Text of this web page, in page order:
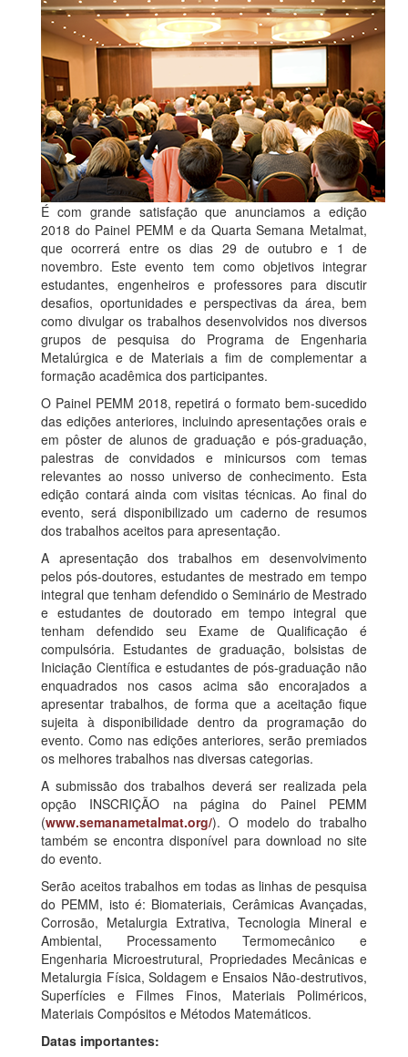
É com grande satisfação que anunciamos a edição
2018 do Painel PEMM e da Quarta Semana Metalmat,
que ocorrerá entre os dias 29 de outubro e 1 de
novembro. Este evento tem como objetivos integrar
estudantes, engenheiros e professores para discutir
desafios, oportunidades e perspectivas da área, bem
como divulgar os trabalhos desenvolvidos nos diversos
grupos de pesquisa do Programa de Engenharia
Metalúrgica e de Materiais a fim de complementar a
formação acadêmica dos participantes.
O Painel PEMM 2018, repetirá o formato bem-sucedido
das edições anteriores, incluindo apresentações orais e
em pôster de alunos de graduação e pós-graduação,
palestras de convidados e minicursos com temas
relevantes ao nosso universo de conhecimento. Esta
edição contará ainda com visitas técnicas. Ao final do
evento, será disponibilizado um caderno de resumos
dos trabalhos aceitos para apresentação.
A apresentação dos trabalhos em desenvolvimento
pelos pós-doutores, estudantes de mestrado em tempo
integral que tenham defendido o Seminário de Mestrado
e estudantes de doutorado em tempo integral que
tenham defendido seu Exame de Qualificação é
compulsória. Estudantes de graduação, bolsistas de
Iniciação Científica e estudantes de pós-graduação não
enquadrados nos casos acima são encorajados a
apresentar trabalhos, de forma que a aceitação fique
sujeita à disponibilidade dentro da programação do
evento. Como nas edições anteriores, serão premiados
os melhores trabalhos nas diversas categorias.
A submissão dos trabalhos deverá ser realizada pela
opção INSCRIÇÃO na página do Painel PEMM
(www.semanametalmat.org/). O modelo do trabalho
também se encontra disponível para download no site
do evento.
Serão aceitos trabalhos em todas as linhas de pesquisa
do PEMM, isto é: Biomateriais, Cerâmicas Avançadas,
Corrosão, Metalurgia Extrativa, Tecnologia Mineral e
Ambiental, Processamento Termomecânico e
Engenharia Microestrutural, Propriedades Mecânicas e
Metalurgia Física, Soldagem e Ensaios Não-destrutivos,
Superfícies e Filmes Finos, Materiais Poliméricos,
Materiais Compósitos e Métodos Matemáticos.
Datas importantes: